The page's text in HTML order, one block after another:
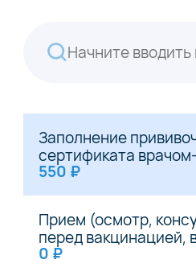
Заполнение
сертификата
550 ₽
Прием (осмотр,
перед вакцинацией,
0 ₽